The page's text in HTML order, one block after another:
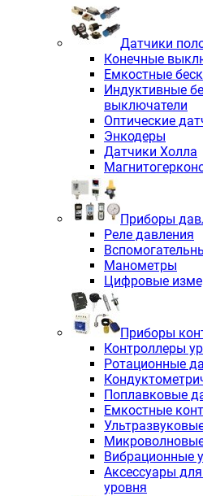
Датчики
Конечные
Емкостные
Индуктивные
выключатели
Оптические
Энкодеры
Датчики Холла
Приборы
Реле давления
Манометры
Цифровые
Приборы
Контроллеры
Ротационные
Поплавковые
Емкостные
Вибрационные
Аксессуары
уровня